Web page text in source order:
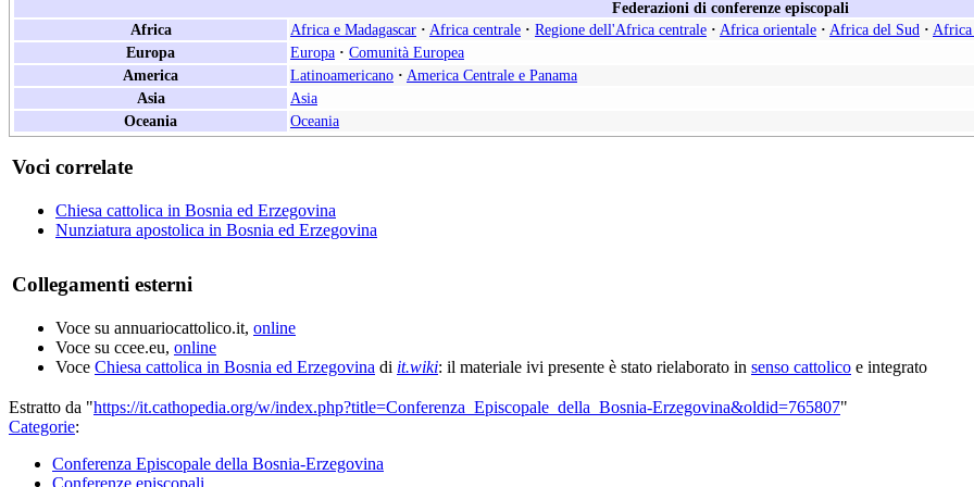
Federazioni di conferenze episcopali
Africa
Africa e Madagascar · Africa centrale · Regione dell'Africa centrale · Africa orientale · Africa del Sud · Africa
Europa
Europa · Comunità Europea
America
Latinoamericano · America Centrale e Panama
Asia
Asia
Oceania
Oceania
Voci correlate
Chiesa cattolica in Bosnia ed Erzegovina
Nunziatura apostolica in Bosnia ed Erzegovina
Collegamenti esterni
Voce su annuariocattolico.it, online
Voce su ccee.eu, online
Voce Chiesa cattolica in Bosnia ed Erzegovina di it.wiki: il materiale ivi presente è stato rielaborato in senso cattolico e integrato
Estratto da "https://it.cathopedia.org/w/index.php?title=Conferenza_Episcopale_della_Bosnia-Erzegovina&oldid=765807"
Categorie:
Conferenza Episcopale della Bosnia-Erzegovina